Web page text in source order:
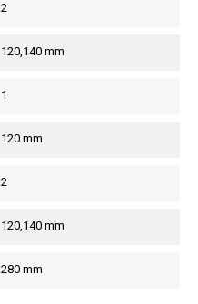
2
120,140 mm
1
120 mm
2
120,140 mm
280 mm